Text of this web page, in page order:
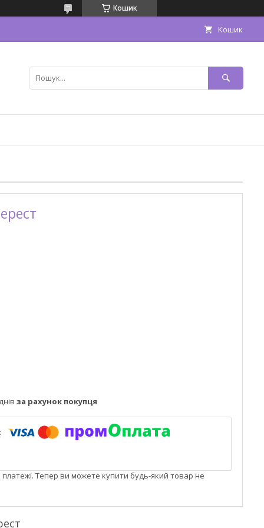
Кошик
Кошик
за рахунок покупця
платежі. Тепер ви можете купити будь-який товар не